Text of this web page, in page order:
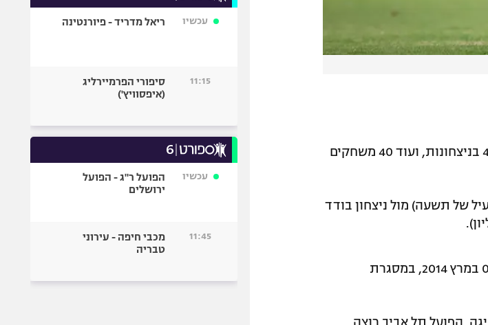
* 152 מפגשי ליגה היו בין הקבוצות עד כה. מכבי חיפה מובילה 41:71 בניצחונות, ועוד 40 משחקים
(כולל רצף פעיל של תשעה) מול ניצחון בודד
* הניצחון הביתי האחרון של הפועל תל אביב על מכבי חיפה היה 0:4 במרץ 2014, במסגרת
עכשיו ריאל מדריד - פיורנטינה
11:15
סיפורי הפרמיירליג
(איפסוויץ')
עכשיו
הפועל ר"ג - הפועל
ירושלים
11:45
מכבי חיפה - עירוני
טבריה